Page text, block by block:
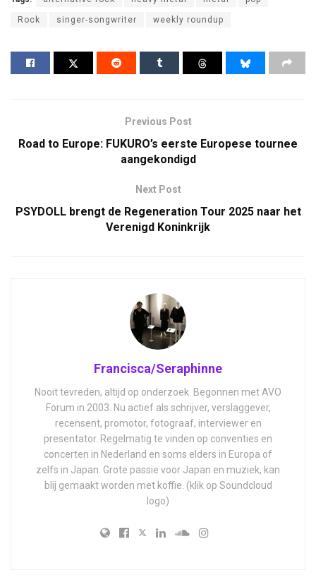
Rock singer-songwriter weekly roundup
Previous Post
Road to Europe: FUKURO’s eerste Europese tournee
aangekondigd
Next Post
PSYDOLL brengt de Regeneration Tour 2025 naar het
Verenigd Koninkrijk
Francisca/Seraphinne
Nooit tevreden, altijd op onderzoek. Begonnen met AVO
Forum in 2003. Nu actief als schrijver, verslaggever,
recensent, promotor, fotograaf, interviewer en
presentator. Regelmatig te vinden op conventies en
concerten in Nederland en soms elders in Europa of
zelfs in Japan. Grote passie voor Japan en muziek, kan
blij gemaakt worden met koffie. (klik op Soundcloud
logo)